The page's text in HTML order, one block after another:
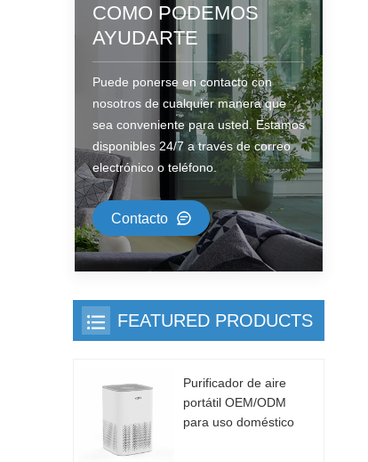
COMO PODEMOS
AYUDARTE
Puede ponerse en contacto con
nosotros de cualquier manera que
sea conveniente para usted. Estamos
disponibles 24/7 a través de correo
electrónico o teléfono.
Contacto
FEATURED PRODUCTS
Purificador de aire
portátil OEM/ODM
para uso doméstico